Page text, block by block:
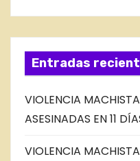
Entradas
VIOLENCIA
ASESINADAS EN 11
VIOLENCIA